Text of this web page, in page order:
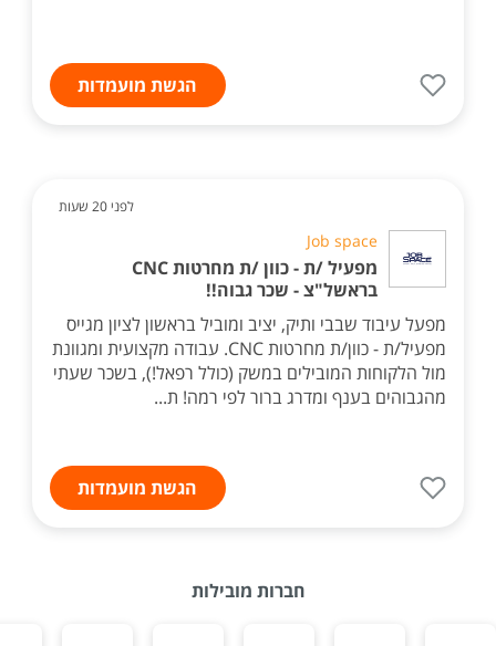
הגשת מועמדות
לפני 20 שעות
Job space
מפעיל /ת - כוון /ת מחרטות CNC
בראשל"צ - שכר גבוה!!
מפעל עיבוד שבבי ותיק, יציב ומוביל בראשון לציון מגייס
מפעיל/ת - כוון/ת מחרטות CNC. עבודה מקצועית ומגוונת
מול הלקוחות המובילים במשק (כולל רפאל!), בשכר שעתי
מהגבוהים בענף ומדרג ברור לפי רמה! ת...
הגשת מועמדות
חברות מובילות